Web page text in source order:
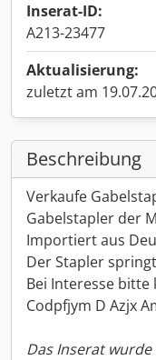
Inserat-ID:
A213-23477
Aktualisierung:
zuletzt am
Beschreibung
Verkaufe
Gabelstapler der
Importiert aus
Der Stapler
Bei Interesse bitte
Codpfjym D Azjx
Das Inserat